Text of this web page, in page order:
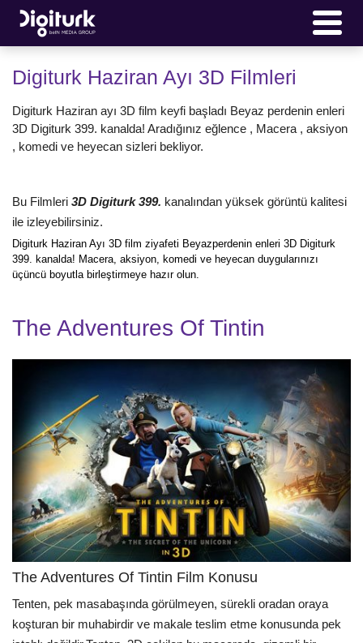
Digiturk Haziran Ayı 3D Filmleri
Digiturk Haziran ayı 3D film keyfi başladı Beyaz perdenin enleri
3D Digiturk 399. kanalda! Aradığınız eğlence , Macera , aksiyon
, komedi ve heyecan sizleri bekliyor.
Bu Filmleri 3D Digiturk 399. kanalından yüksek görüntü kalitesi
ile izleyebilirsiniz.
Digiturk Haziran Ayı 3D film ziyafeti Beyazperdenin enleri 3D Digiturk
399. kanalda! Macera, aksiyon, komedi ve heyecan duygularınızı
üçüncü boyutla birleştirmeye hazır olun.
The Adventures Of Tintin
The Adventures Of Tintin Film Konusu
Tenten, pek masabaşında görülmeyen, sürekli oradan oraya
koşturan bir muhabirdir ve makale teslim etme konusunda pek